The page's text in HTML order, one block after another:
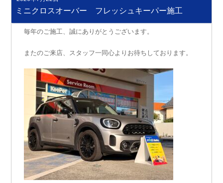
稿
ミニクロスオーバー フレッシュキーパー施工
毎年のご施工、誠にありがとうございます。
またのご来店、スタッフ一同心よりお待ちしております。